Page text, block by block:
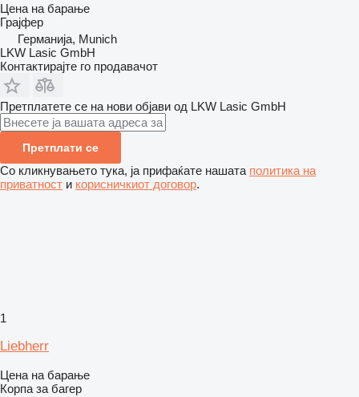
Цена на барање
Грајфер
Германија, Munich
LKW Lasic GmbH
Контактирајте го продавачот
Претплатете се на нови објави од LKW Lasic GmbH
Претплати се
Со кликнувањето тука, ја прифаќате нашата политика на
приватност и корисничкиот договор.
1
Liebherr
Цена на барање
Корпа за багер